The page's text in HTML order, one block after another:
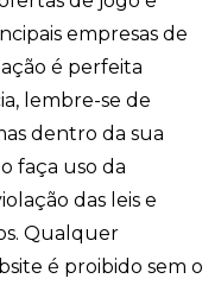
empresas de
é perfeita
lembre-se de
dentro da sua
faça uso da
das leis e
Qualquer
é proibido sem o